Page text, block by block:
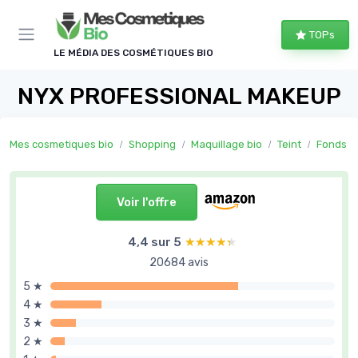
LE MÉDIA DES COSMÉTIQUES BIO
TOPs
NYX PROFESSIONAL MAKEUP
Mes cosmetiques bio Shopping Maquillage bio Teint Fonds
Voir l'offre
4,4 sur 5 ★★★★★
★★★★★
20684 avis
5 ★
4 ★
3 ★
2 ★
Panneau de gestion des cookies